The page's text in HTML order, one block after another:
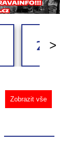
>
Zobrazit vše